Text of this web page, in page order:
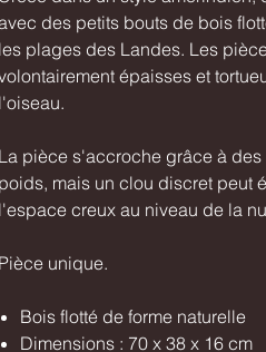
des petits bouts de bois
les plages des Landes. Les
épaisses et
l'oiseau.
La pièce s'accroche grâce à
poids, mais un clou discret peut
l'espace creux au niveau de la
Pièce unique.
Bois flotté de forme naturelle
Dimensions : 70 x 38 x 16 cm